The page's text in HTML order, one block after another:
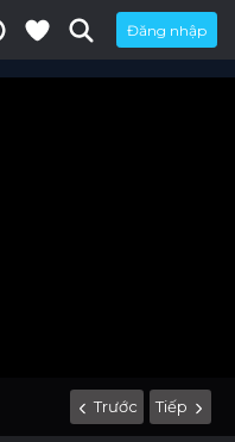
Đăng nhập
Trước Tiếp